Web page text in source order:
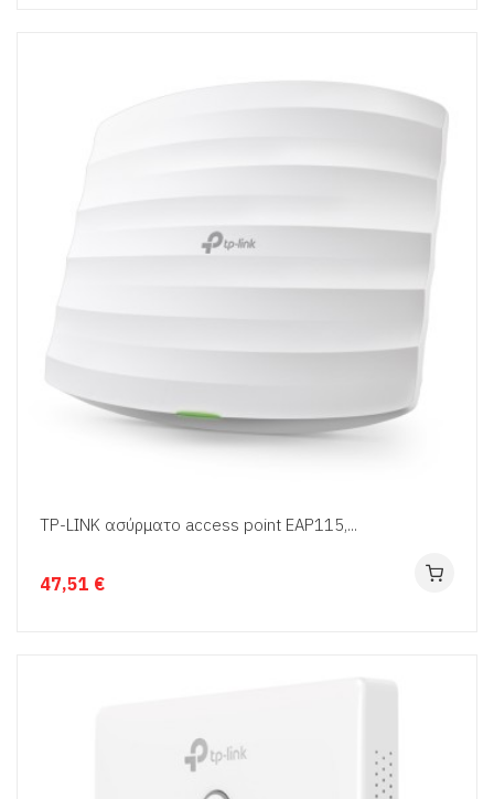
TP-LINK ασύρματο access point EAP115,...
47,51 €